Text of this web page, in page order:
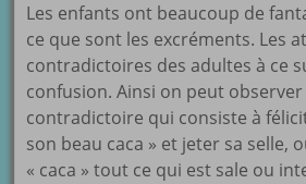
Les enfants ont beaucoup de
ce que sont les excréments. Les
contradictoires des adultes à ce
confusion. Ainsi on peut
contradictoire qui consiste à
son beau caca » et jeter sa selle,
« caca » tout ce qui est sale ou